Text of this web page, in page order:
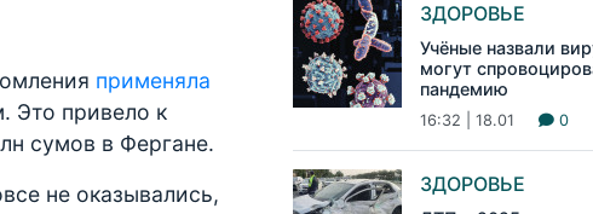
применяла
Это привело к
сумов в Фергане.
не оказывались,
ЗДОРОВЬЕ
Учёные назвали
могут
пандемию
16:32 | 18.01 0
ЗДОРОВЬЕ